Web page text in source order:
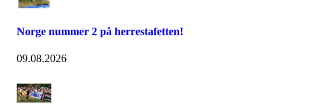
Norge nummer 2 på herrestafetten!
09.08.2026